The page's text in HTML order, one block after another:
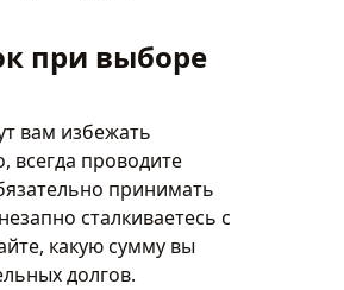
при выборе
вам избежать
всегда проводите
принимать
сталкиваетесь с
какую сумму вы
долгов.